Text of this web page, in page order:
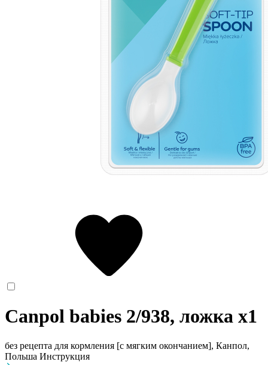
Canpol babies 2/938, ложка x1
без рецепта для кормления [с мягким окончанием], Канпол,
Польша Инструкция